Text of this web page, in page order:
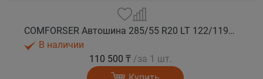
COMFORSER Автошина 285/55 R20 LT 122/119Q CF9000 R/T RWL 10PR лето
В наличии
110 500 ₸ /за 1 шт.